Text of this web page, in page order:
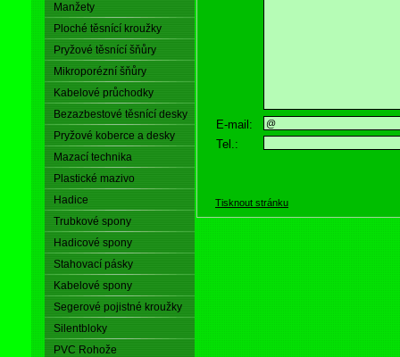
Manžety
Ploché těsnící kroužky
Pryžové těsnící šňůry
Mikroporézní šňůry
Kabelové průchodky
Bezazbestové těsnící desky
Pryžové koberce a desky
Mazací technika
Plastické mazivo
Hadice
Trubkové spony
Hadicové spony
Stahovací pásky
Kabelové spony
Segerové pojistné kroužky
Silentbloky
PVC Rohože
E-mail:
Tel.:
Tisknout stránku